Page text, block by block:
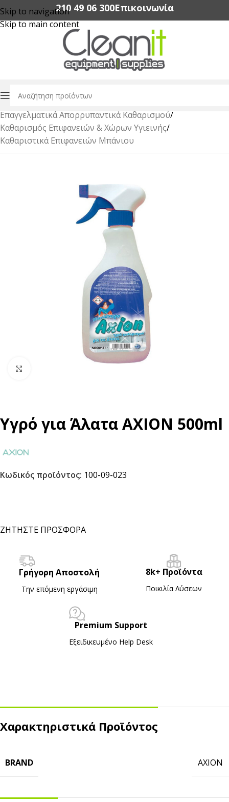
Skip to navigation
Skip to main content
210 49 06 300‬Επικοινωνία
Αρχική σελίδα/
Επαγγελματικά Απορρυπαντικά Καθαρισμού/
Καθαρισμός Επιφανειών & Χώρων Υγιεινής/
Καθαριστικά Επιφανειών Μπάνιου
Υγρό για Άλατα AXION 500ml
Κωδικός προϊόντος: 100-09-023
ΖΗΤΗΣΤΕ ΠΡΟΣΦΟΡΑ
Γρήγορη Αποστολή
Την επόμενη εργάσιμη
8k+ Προϊόντα
Ποικιλία Λύσεων
Premium Support
Εξειδικευμένο Ηelp Desk
Χαρακτηριστικά Προϊόντος
BRAND AXION